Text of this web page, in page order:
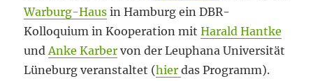
Warburg-Haus in Hamburg ein DBR-
Kolloquium in Kooperation mitHarald Hantke
und Anke Karber von der Leuphana Universität
Lüneburg veranstaltet (hierdas Programm).